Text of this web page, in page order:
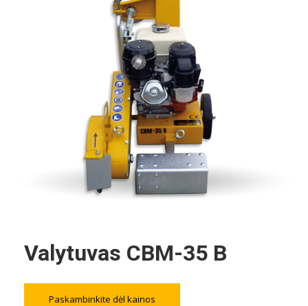
Valytuvas CBM-35 B
Paskambinkite dėl kainos